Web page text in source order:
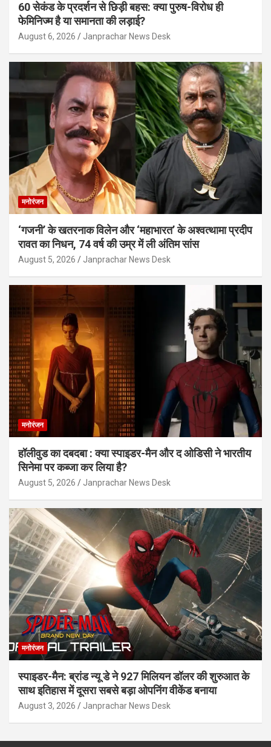
60 सेकंड के प्रदर्शन से छिड़ी बहस: क्या पुरुष-विरोध ही
फेमिनिज्म है या समानता की लड़ाई?
August 6, 2026 Janprachar News Desk
मनोरंजन
‘गजनी’ के खतरनाक विलेन और ‘महाभारत’ के अश्वत्थामा प्रदीप
रावत का निधन, 74 वर्ष की उम्र में ली अंतिम सांस
August 5, 2026 Janprachar News Desk
मनोरंजन
हॉलीवुड का दबदबा : क्या स्पाइडर-मैन और द ओडिसी ने भारतीय
सिनेमा पर कब्जा कर लिया है?
August 5, 2026 Janprachar News Desk
मनोरंजन
स्पाइडर-मैन: ब्रांड न्यू डे ने 927 मिलियन डॉलर की शुरुआत के
साथ इतिहास में दूसरा सबसे बड़ा ओपनिंग वीकेंड बनाया
August 3, 2026 Janprachar News Desk